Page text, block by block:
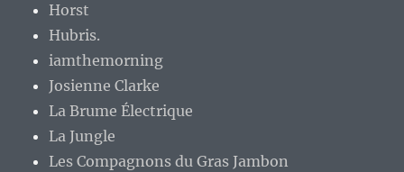
Horst
Hubris.
iamthemorning
Josienne Clarke
La Brume Électrique
La Jungle
Les Compagnons du Gras Jambon